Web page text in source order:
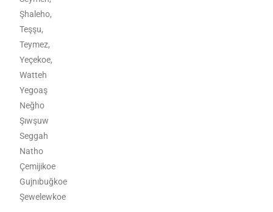
Şhaleho,
Teşşu,
Teymez,
Yeçekoe,
Watteh
Yegoaş
Neğho
Şıwşuw
Seggah
Natho
Çemijikoe
Gujnıbuğkoe
Şewelewkoe